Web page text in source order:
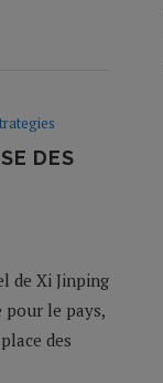
DES
de Xi Jinping
pour le pays,
des